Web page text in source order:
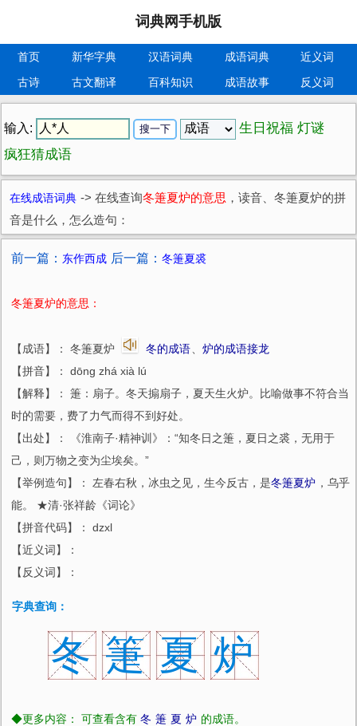
词典网手机版
首页 新华字典 汉语词典 成语词典
近义词
古诗
古文翻译 百科知识 成语故事 反义词
输入: 生日祝福 灯谜
疯狂猜成语
在线成语词典 -> 在线查询冬箑夏炉的意思 ，读音、冬箑夏炉的拼
音是什么，怎么造句：
前一篇： 东作西成 后一篇： 冬箑夏裘
冬箑夏炉的意思：
【成语】： 冬箑夏炉 冬的成语
炉的成语接龙
【拼音】： dōng zhá xià lú
【解释】： 箑：扇子。冬天搧扇子，夏天生火炉。比喻做事不符合当
时的需要，费了力气而得不到好处。
【出处】： 《淮南子·精神训》：“知冬日之箑，夏日之裘，无用于
己，则万物之变为尘埃矣。”
【举例造句】： 左春右秋，冰虫之见，生今反古，是冬箑夏炉 ，乌乎
能。 ★清·张祥龄《词论》
【拼音代码】： dzxl
【近义词】：
【反义词】：
字典查询：
冬 箑 夏 炉
◆更多内容： 可查看含有 冬 箑 夏 炉 的成语。